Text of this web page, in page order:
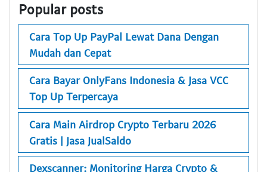
Popular posts
Cara Top Up PayPal Lewat Dana Dengan
Mudah dan Cepat
Cara Bayar OnlyFans Indonesia & Jasa VCC
Top Up Terpercaya
Cara Main Airdrop Crypto Terbaru 2026
Gratis | Jasa JualSaldo
Dexscanner: Monitoring Harga Crypto &